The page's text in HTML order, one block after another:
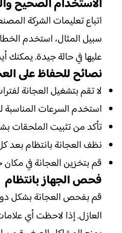
الاستخدام الصحيح
اتباع تعليمات الشركة
سبيل المثال، استخدم
عليها في حالة جيدة. يمكنك
نصائح للحفاظ على
لا تقم بتشغيل العجانة
استخدم السرعات المناسبة
تأكد من تثبيت الملحقات
نظف العجانة بانتظام بعد
قم بتخزين العجانة في
فحص الجهاز بانتظام
قم بفحص العجانة بشكل
العازل. إذا لاحظت أي